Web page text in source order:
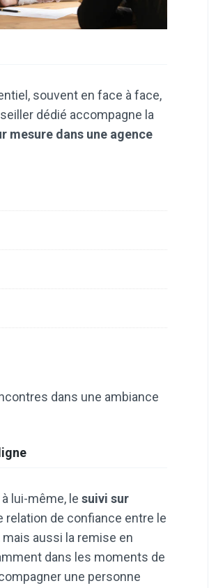
souvent en face à face,
dédié accompagne la
mesure dans une agence
dans une ambiance
lui-même, le suivi sur
relation de confiance entre le
mais aussi la remise en
dans les moments de
une personne